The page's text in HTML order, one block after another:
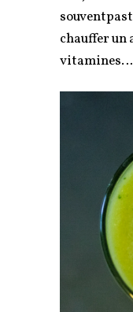
chauffer un
vitamines…